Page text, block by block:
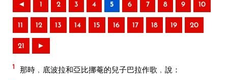
◄ 1 2 3 4 5 6 7 8 9 10
11 12 13 14 15 16 17 18 19 20
21 ►
1 那時﹐底波拉和亞比挪菴的兒子巴拉作歌﹐說：